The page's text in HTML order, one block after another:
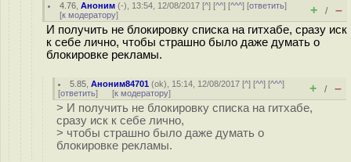
4.76 ,Аноним (-), 13:54, 12/08/2017 [^] [^^] [^^^] [ответить]
[к модератору] + / –
И получить не блокировку списка на гитхабе, сразу иск
к себе лично, чтобы страшно было даже думать о
блокировке рекламы.
5.85 ,Аноним84701 (ok), 15:14, 12/08/2017 [^] [^^] [^^^]
[ответить] [к модератору] + / –
> И получить не блокировку списка на гитхабе,
сразу иск к себе лично,
> чтобы страшно было даже думать о
блокировке рекламы.